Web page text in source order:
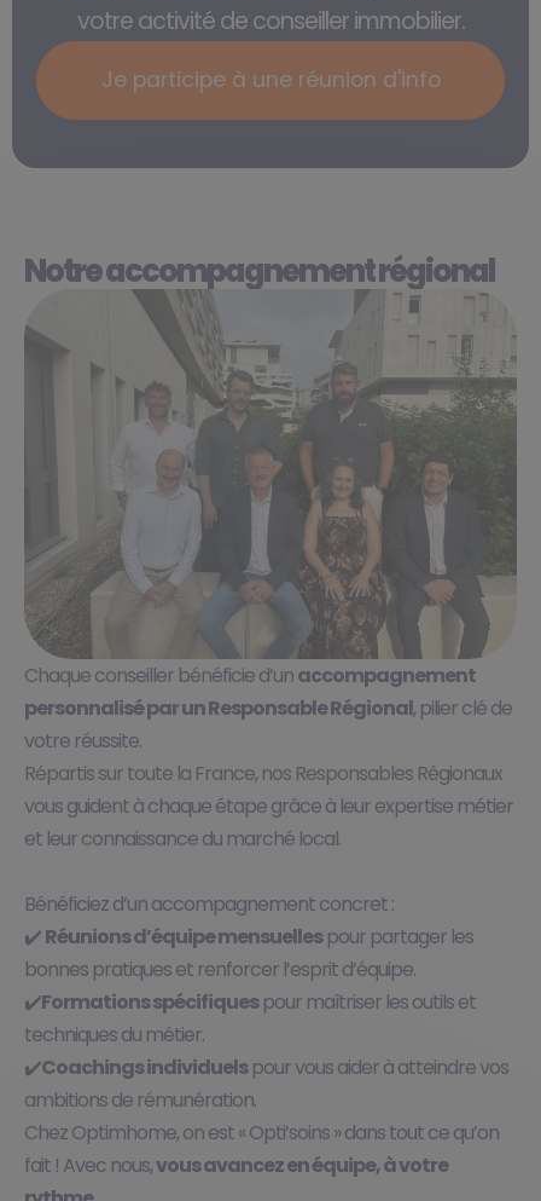
votre activité de conseiller immobilier.
Je participe à une réunion d'info
Notre accompagnement régional
Chaque conseiller bénéficie d’unaccompagnement
personnalisé par un Responsable Régional, pilier clé de
votre réussite.
Répartis sur toute la France, nos Responsables Régionaux
vous guident à chaque étape grâce à leur expertise métier
et leur connaissance du marché local.
Bénéficiez d’un accompagnement concret :​
✔️Réunions d’équipe mensuellespour partager les
bonnes pratiques et renforcer l’esprit d’équipe.​
✔️Formations spécifiquespour maîtriser les outils et
techniques du métier.​
✔️Coachings individuelspour vous aider à atteindre vos
ambitions de rémunération.​
Chez Optimhome, on est « Opti’soins » dans tout ce qu’on
fait ! Avec nous,vous avancez en équipe, à votre